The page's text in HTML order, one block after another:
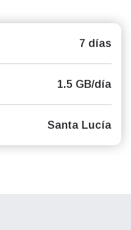
7 días
1.5 GB/día
Santa Lucía